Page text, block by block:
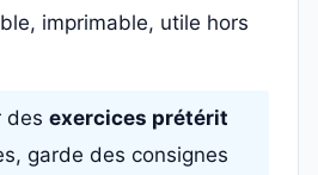
imprimable, utile hors
des exercices prétérit
garde des consignes